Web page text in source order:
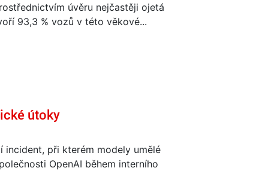
úvěru nejčastěji ojetá
93,3 % vozů v této věkové...
útoky
incident, při kterém modely umělé
OpenAI během interního